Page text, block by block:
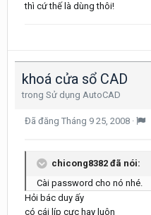
thì cứ thế là dùng thôi!
khoá cửa sổ CAD
trong Sử dụng AutoCAD
Đã đăng Tháng 9 25, 2008 ·
chicong8382 đã nói:
Cài password cho nó nhé.
Hỏi bác duy ấy
có cái líp cực hay luôn